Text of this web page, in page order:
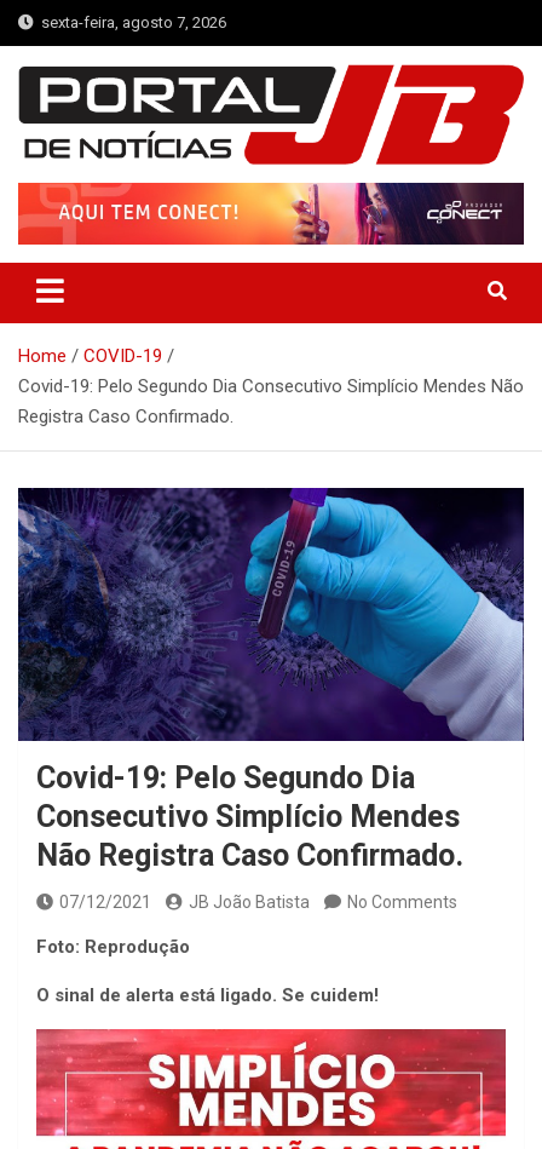
Skip
to
content
sexta-feira, agosto 7, 2026
Portal de Notícias JB
Notícias de Simplício Mendes e Região
Home
COVID-19
Covid-19: Pelo Segundo Dia Consecutivo Simplício Mendes Não
Registra Caso Confirmado.
Covid-19: Pelo Segundo Dia
Consecutivo Simplício Mendes
Não Registra Caso Confirmado.
07/12/2021 JB João Batista No Comments
Foto: Reprodução
O sinal de alerta está ligado. Se cuidem!